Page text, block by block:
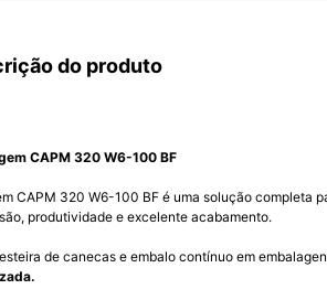
do produto
CAPM 320 W6-100 BF
CAPM 320 W6-100 BF é uma solução completa
produtividade e excelente acabamento.
de canecas e embalo contínuo em